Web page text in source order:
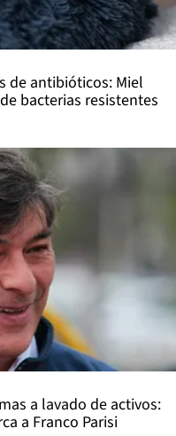
de antibióticos: Miel
bacterias resistentes
a lavado de activos:
a Franco Parisi